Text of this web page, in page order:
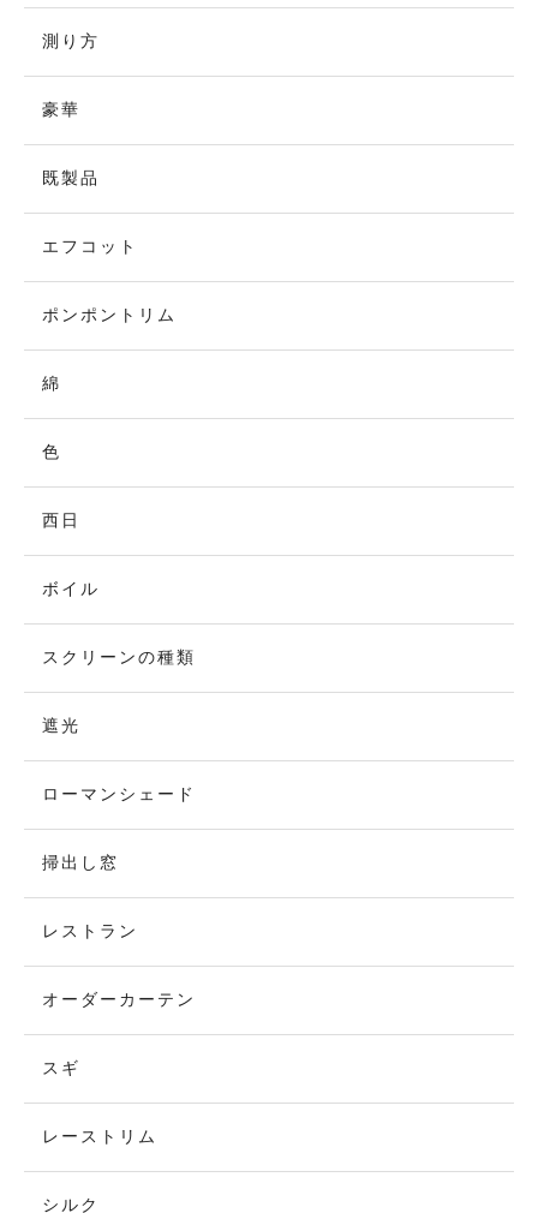
測り方
豪華
既製品
エフコット
ポンポントリム
綿
色
西日
ボイル
スクリーンの種類
遮光
ローマンシェード
掃出し窓
レストラン
オーダーカーテン
スギ
レーストリム
シルク